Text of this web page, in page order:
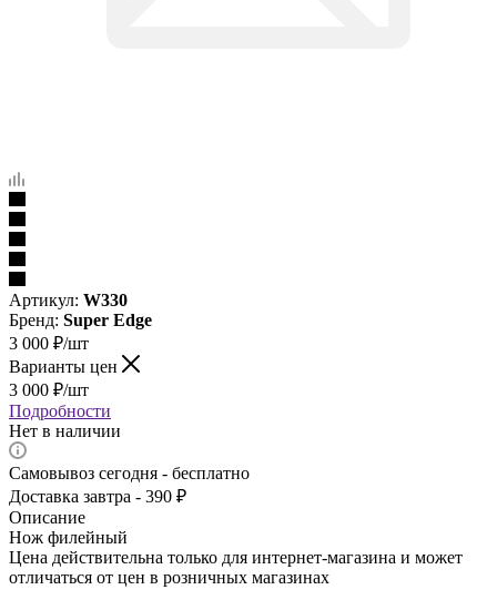
Артикул: W330
Бренд: Super Edge
3 000 ₽/шт
Варианты цен
3 000 ₽/шт
Подробности
Нет в наличии
Самовывоз сегодня - бесплатно
Доставка завтра - 390 ₽
Описание
Нож филейный
Цена действительна только для интернет-магазина и может
отличаться от цен в розничных магазинах